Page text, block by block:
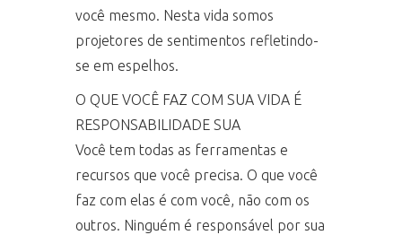
você mesmo. Nesta vida somos
projetores de sentimentos refletindo-
se em espelhos.
O QUE VOCÊ FAZ COM SUA VIDA É
RESPONSABILIDADE SUA
Você tem todas as ferramentas e
recursos que você precisa. O que você
faz com elas é com você, não com os
outros. Ninguém é responsável por sua